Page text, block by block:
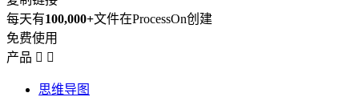
每天有100,000+文件在ProcessOn创建
免费使用
产品  
思维导图